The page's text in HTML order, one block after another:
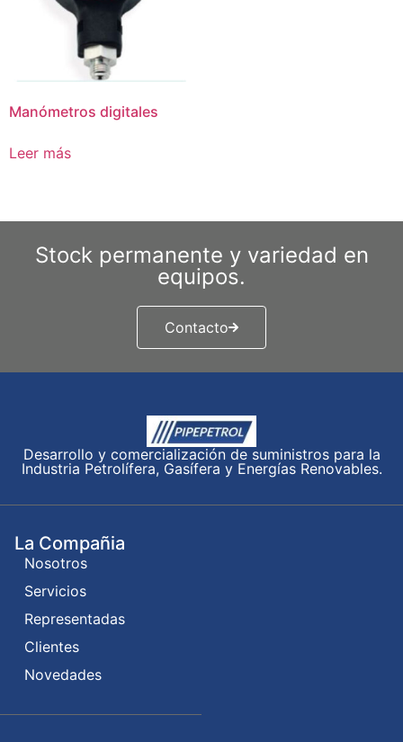
Manómetros digitales
Leer más
Stock permanente y variedad en
equipos.
Contacto
Desarrollo y comercialización de suministros para la
Industria Petrolífera, Gasífera y Energías Renovables.
La Compañia
Nosotros
Servicios
Representadas
Clientes
Novedades